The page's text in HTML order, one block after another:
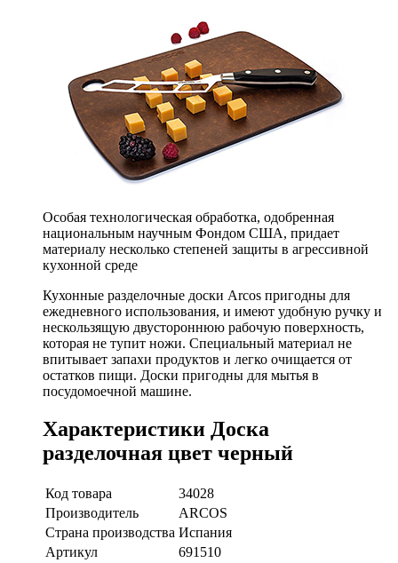
Особая технологическая обработка, одобренная
национальным научным Фондом США, придает
материалу несколько степеней защиты в агрессивной
кухонной среде
Кухонные разделочные доски Arcos пригодны для
ежедневного использования, и имеют удобную ручку и
нескользящую двустороннюю рабочую поверхность,
которая не тупит ножи. Специальный материал не
впитывает запахи продуктов и легко очищается от
остатков пищи. Доски пригодны для мытья в
посудомоечной машине.
Характеристики Доска
разделочная цвет черный
Код товара
34028
Производитель
ARCOS
Страна производства Испания
Артикул
691510